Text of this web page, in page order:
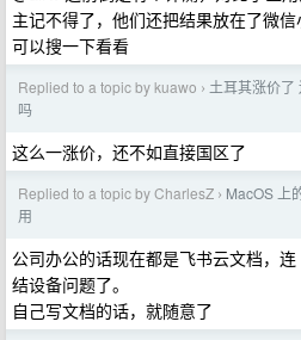
主记不得了，他们还把结果放在了微信
可以搜一下看看
Replied to a topic by kuawo › 土耳其涨价了
吗
这么一涨价，还不如直接国区了
Replied to a topic by CharlesZ › MacOS 上
用
公司办公的话现在都是飞书云文档，
结设备问题了。
自己写文档的话，就随意了